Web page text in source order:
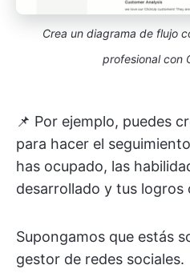
Crea un diagrama de flujo
profesional con
📌 Por ejemplo, puedes
para hacer el
has ocupado, las
desarrollado y tus logros
Supongamos que estás
gestor de redes sociales.